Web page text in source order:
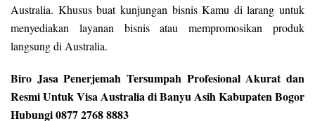
Australia. Khusus buat kunjungan bisnis Kamu di larang untuk
menyediakan layanan bisnis atau mempromosikan produk
langsung di Australia.
Biro Jasa Penerjemah Tersumpah Profesional Akurat dan
Resmi Untuk Visa Australia di Banyu Asih Kabupaten Bogor
Hubungi 0877 2768 8883